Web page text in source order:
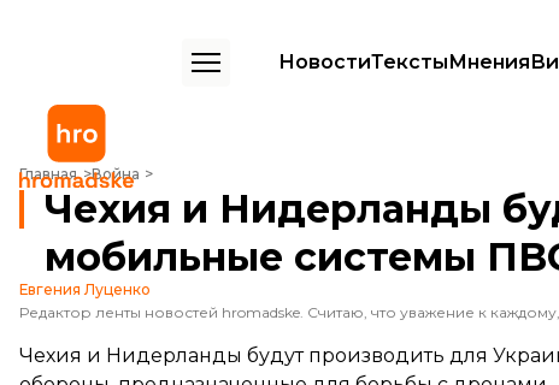
НовостиТекстыМнения
Главная Война
Чехия и Нидерланды будут производить мобильные системы ПВО для
Чехия и Нидерланды
мобильные системы
Евгения Луценко
Чехия и Нидерланды будут производить для